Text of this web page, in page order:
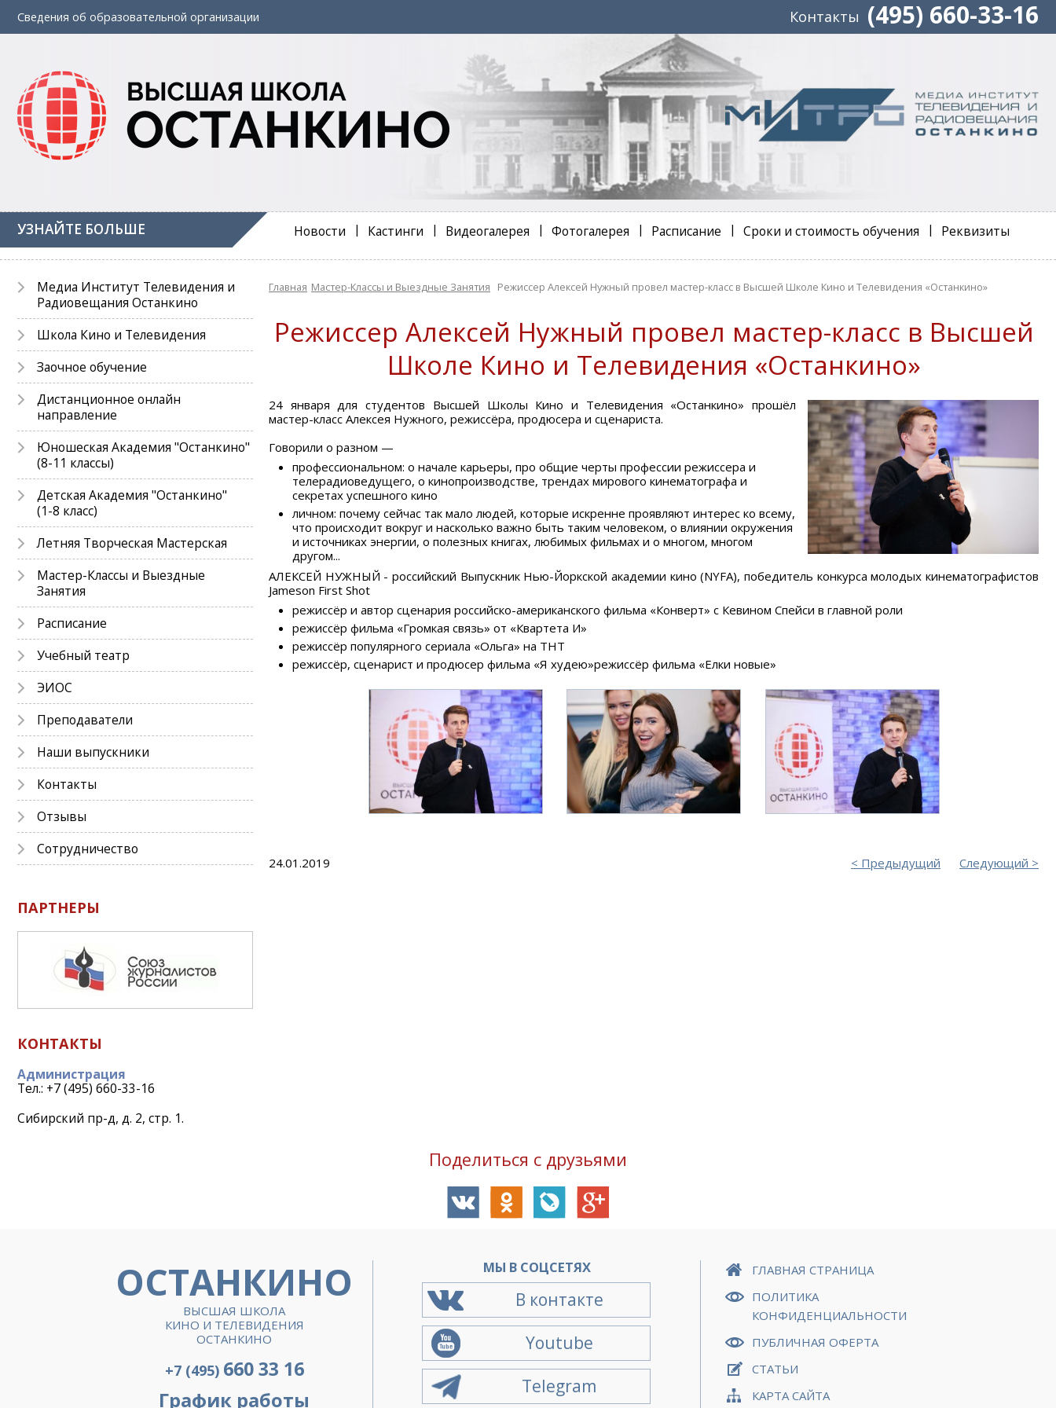
Сведения об образовательной организации Контакты (495) 660-33-16
УЗНАЙТЕ БОЛЬШЕ Новости Кастинги Видеогалерея Фотогалерея Расписание Сроки и стоимость обучения Реквизиты
Главная Мастер-Классы и Выездные Занятия Режиссер Алексей Нужный провел мастер-класс в Высшей Школе Кино и Телевидения «Останкино»
Режиссер Алексей Нужный провел мастер-класс в Высшей
Школе Кино и Телевидения «Останкино»
24 января для студентов Высшей Школы Кино и Телевидения «Останкино» прошёл
мастер-класс Алексея Нужного, режиссёра, продюсера и сценариста.
Говорили о разном —
профессиональном: о начале карьеры, про общие черты профессии режиссера и
телерадиоведущего, о кинопроизводстве, трендах мирового кинематографа и
секретах успешного кино
личном: почему сейчас так мало людей, которые искренне проявляют интерес ко всему,
что происходит вокруг и насколько важно быть таким человеком, о влиянии окружения
и источниках энергии, о полезных книгах, любимых фильмах и о многом, многом
другом...
АЛЕКСЕЙ НУЖНЫЙ - российский Выпускник Нью-Йоркской академии кино (NYFA), победитель конкурса молодых кинематографистов
Jameson First Shot
режиссёр и автор сценария российско-американского фильма «Конверт» с Кевином Спейси в главной роли
режиссёр фильма «Громкая связь» от «Квартета И»
режиссёр популярного сериала «Ольга» на ТНТ
режиссёр, сценарист и продюсер фильма «Я худею»режиссёр фильма «Елки новые»
24.01.2019 Предыдущий Следующий
Медиа Институт Телевидения и
Радиовещания Останкино
Школа Кино и Телевидения
Заочное обучение
Дистанционное онлайн
направление
Юношеская Академия "Останкино"
(8-11 классы)
Детская Академия "Останкино"
(1-8 класс)
Летняя Творческая Мастерская
Мастер-Классы и Выездные
Занятия
Расписание
Учебный театр
ЭИОС
Преподаватели
Наши выпускники
Контакты
Отзывы
Сотрудничество
ПАРТНЕРЫ
КОНТАКТЫ
Администрация
Тел.: +7 (495) 660-33-16
Сибирский пр-д, д. 2, стр. 1.
Поделиться с друзьями
ОСТАНКИНО
ВЫСШАЯ ШКОЛА
КИНО И ТЕЛЕВИДЕНИЯ
ОСТАНКИНО
+7 (495) 660 33 16
График работы
МЫ В СОЦСЕТЯХ
В контакте
Youtube
Telegram
ГЛАВНАЯ СТРАНИЦА
ПОЛИТИКА
КОНФИДЕНЦИАЛЬНОСТИ
ПУБЛИЧНАЯ ОФЕРТА
СТАТЬИ
КАРТА САЙТА